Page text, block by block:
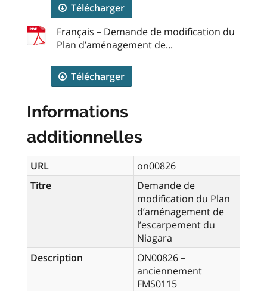
Télécharger
Français – Demande de modification du
Plan d’aménagement de...
Télécharger
Informations
additionnelles
URL
on00826
Titre
Demande de
modification du Plan
d’aménagement de
l’escarpement du
Niagara
Description
ON00826 –
anciennement
FMS0115